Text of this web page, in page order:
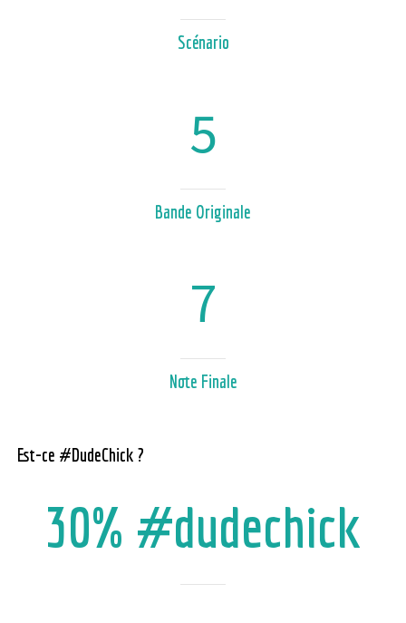
Scénario
5
Bande Originale
7
Note Finale
Est-ce #DudeChick ?
30% #dudechick